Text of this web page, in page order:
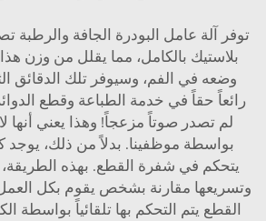
توفر آلة عامل البودرة الجافة والرطبة
بلاستيك بالكامل، مما يقلل من وزن
وضعه في الفم، وسيوفر تلك الدقائق
رائعاً حقاً في خدمة الطباعة وقطع
لم تصدر صوتاً مزعجاً! وهذا يعني أنها لا
بواسطة موظفينا. بدلاً من ذلك، يوجد
يتحكم في شفرة القطع. بهذه الطريقة،
وتسريعها مقارنة بشخص يقوم بكل
القطع يتم التحكم بها تلقائياً بواسطة